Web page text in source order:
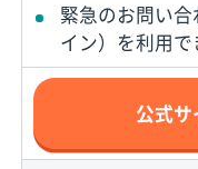
緊急のお問い
イン）を利用で
公式